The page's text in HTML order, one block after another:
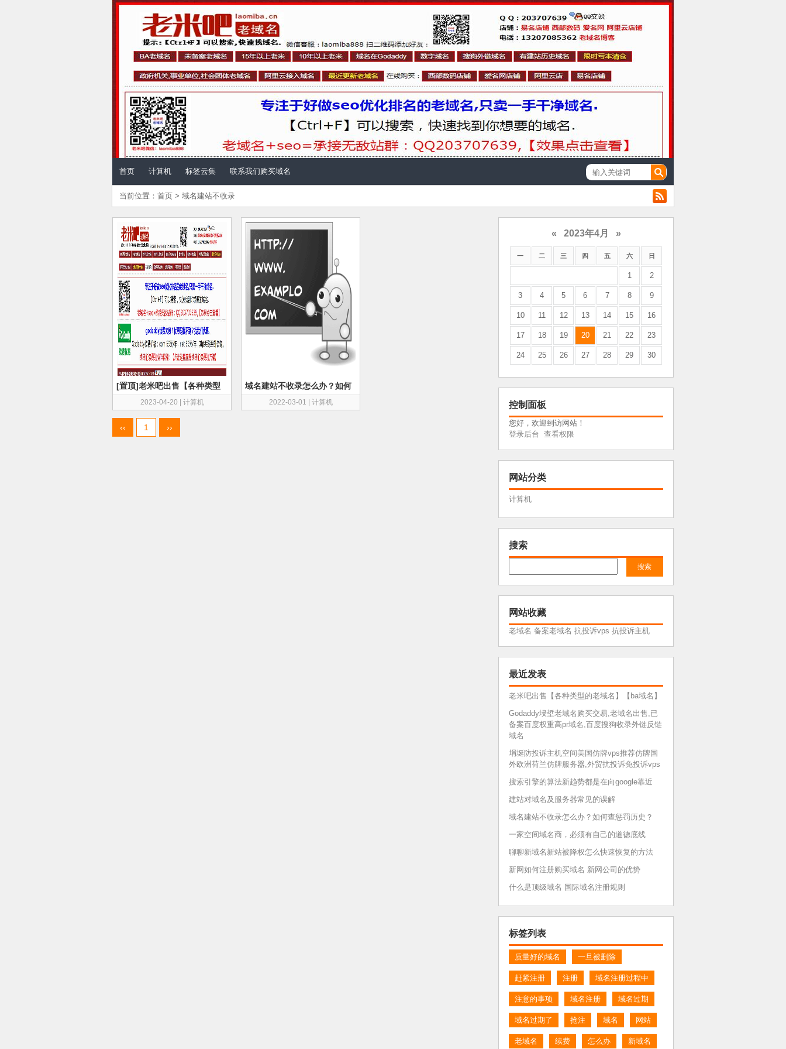
儿童计算机 - 计算机
首页 计算机 标签云集 联系我们购买域名
当前位置： 首页 > 域名建站不收录
[置顶]老米吧出售【各种类型
的老域名】【ba域名】
2023-04-20 计算机
域名建站不收录怎么办？如何
查惩罚历史？
2022-03-01 计算机
‹‹ 1 ››
« 2023年4月 »
一 二 三 四 五 六 日
1 2
3 4 5 6 7 8 9
10 11 12 13 14 15 16
17 18 19 20 21 22 23
24 25 26 27 28 29 30
控制面板
您好，欢迎到访网站！
登录后台 查看权限
网站分类
计算机
搜索
网站收藏
老域名 备案老域名 抗投诉vps 抗投诉主机
最近发表
老米吧出售【各种类型的老域名】【ba域名】
Godaddy埐埑老域名购买交易,老域名出售,已
备案百度权重高pr域名,百度搜狗收录外链反链
域名
埍埏防投诉主机空间美国仿牌vps推荐仿牌国
外欧洲荷兰仿牌服务器,外贸抗投诉免投诉vps
搜索引擎的算法新趋势都是在向google靠近
建站对域名及服务器常见的误解
域名建站不收录怎么办？如何查惩罚历史？
一家空间域名商，必须有自己的道德底线
聊聊新域名新站被降权怎么快速恢复的方法
新网如何注册购买域名 新网公司的优势
什么是顶级域名 国际域名注册规则
标签列表
质量好的域名 一旦被删除
赶紧注册 注册 域名注册过程中
注意的事项 域名注册 域名过期
域名过期了 抢注 域名 网站
老域名 续费 怎么办 新域名